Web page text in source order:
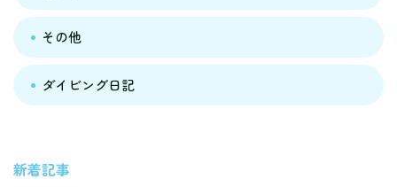
その他
ダイビング日記
新着記事